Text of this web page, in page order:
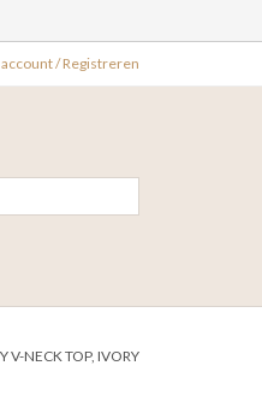
/ Registreren
V-NECK TOP, IVORY